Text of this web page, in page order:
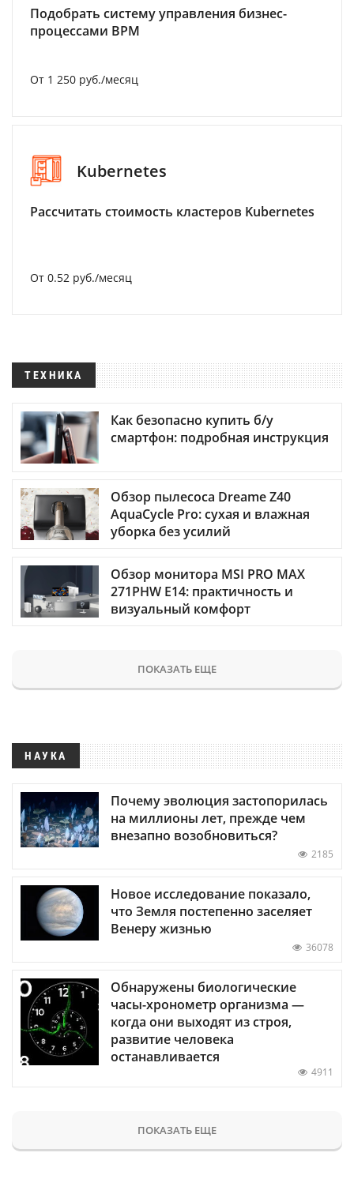
Подобрать систему управления бизнес-
процессами BPM
От 1 250 руб./месяц
Kubernetes
Рассчитать стоимость кластеров Kubernetes
От 0.52 руб./месяц
ТЕХНИКА
Как безопасно купить б/у
смартфон: подробная инструкция
Обзор пылесоса Dreame Z40
AquaCycle Pro: сухая и влажная
уборка без усилий
Обзор монитора MSI PRO MAX
271PHW E14: практичность и
визуальный комфорт
ПОКАЗАТЬ ЕЩЕ
НАУКА
Почему эволюция застопорилась
на миллионы лет, прежде чем
внезапно возобновиться?
2185
Новое исследование показало,
что Земля постепенно заселяет
Венеру жизнью
36078
Обнаружены биологические
часы-хронометр организма —
когда они выходят из строя,
развитие человека
останавливается
4911
ПОКАЗАТЬ ЕЩЕ